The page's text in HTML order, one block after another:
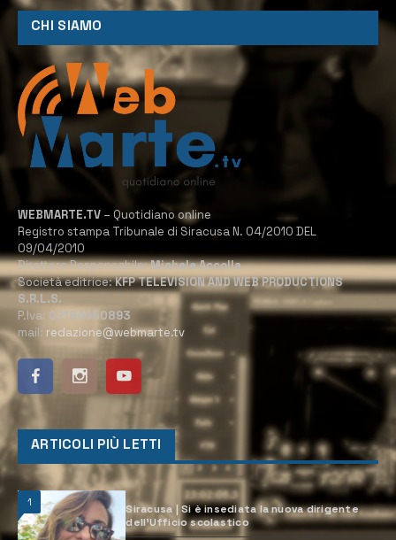
CHI SIAMO
WEBMARTE.TV – Quotidiano online
Registro stampa Tribunale di Siracusa N. 04/2010 DEL
09/04/2010
Direttore Responsabile:Michele Accolla
Società editrice:KFP TELEVISION AND WEB PRODUCTIONS
S.R.L.S.
P.Iva: 02184950893
mail: redazione@webmarte.tv
ARTICOLI PIÙ LETTI
1
Siracusa | Si è insediata la nuova dirigente
dell’Ufficio scolastico